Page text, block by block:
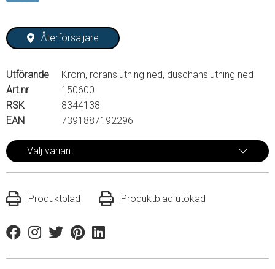
Återförsäljare
Utförande
Krom, röranslutning ned, duschanslutning ned
Art.nr
150600
RSK
8344138
EAN
7391887192296
Välj variant
Produktblad Produktblad utökad
FacebookInstagram
TwitterPinterestLinkedin